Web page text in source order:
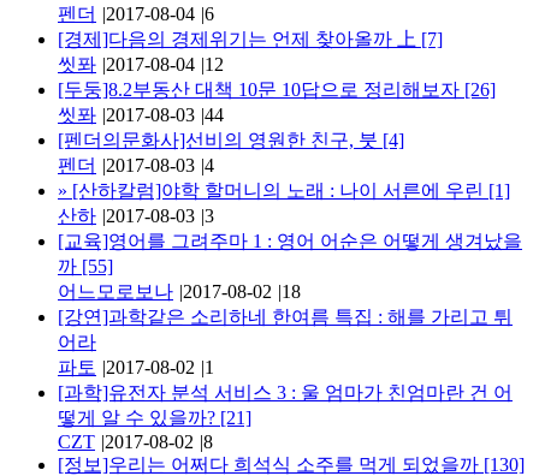
펜더 |2017-08-04 |6
[경제]다음의 경제위기는 언제 찾아올까 上 [7]
씻퐈 |2017-08-04 |12
[두둥]8.2부동산 대책 10문 10답으로 정리해보자 [26]
씻퐈 |2017-08-03 |44
[펜더의문화사]선비의 영원한 친구, 붓 [4]
펜더 |2017-08-03 |4
» [산하칼럼]야학 할머니의 노래 : 나이 서른에 우린 [1]
산하 |2017-08-03 |3
[교육]영어를 그려주마 1 : 영어 어순은 어떻게 생겨났을
까 [55]
어느모로보나 |2017-08-02 |18
[강연]과학같은 소리하네 한여름 특집 : 해를 가리고 튀
어라
파토 |2017-08-02 |1
[과학]유전자 분석 서비스 3 : 울 엄마가 친엄마란 건 어
떻게 알 수 있을까? [21]
CZT |2017-08-02 |8
[정보]우리는 어쩌다 희석식 소주를 먹게 되었을까 [130]